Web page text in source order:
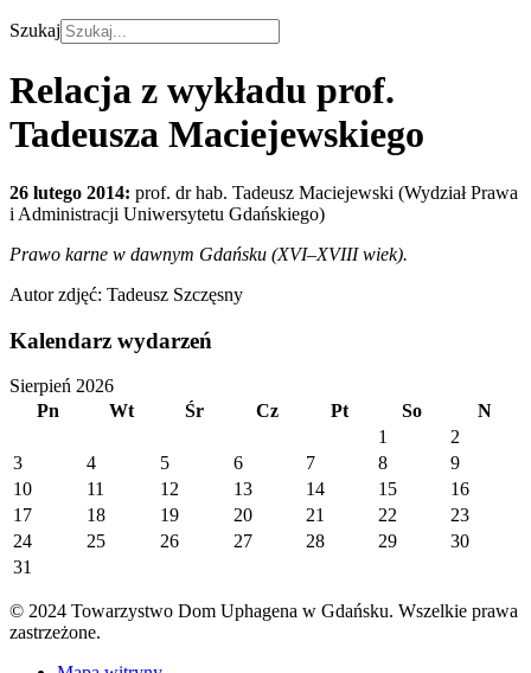
Szukaj
Relacja z wykładu prof.
Tadeusza Maciejewskiego
26 lutego 2014: prof. dr hab. Tadeusz Maciejewski (Wydział Prawa
i Administracji Uniwersytetu Gdańskiego)
Prawo karne w dawnym Gdańsku (XVI–XVIII wiek).
Autor zdjęć: Tadeusz Szczęsny
Kalendarz wydarzeń
Sierpień 2026
Pn
Wt Śr Cz Pt So
N
1
2
3
4 5 6 7 8
9
10
11 12 13 14 15
16
17
18 19 20 21 22
23
24
25 26 27 28 29
30
31
© 2024 Towarzystwo Dom Uphagena w Gdańsku. Wszelkie prawa
zastrzeżone.